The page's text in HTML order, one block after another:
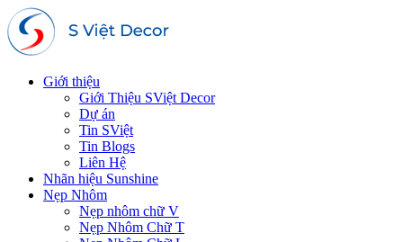
Giới thiệu
Giới Thiệu SViệt Decor
Dự án
Tin SViệt
Tin Blogs
Liên Hệ
Nhãn hiệu Sunshine
Nẹp Nhôm
Nẹp nhôm chữ V
Nẹp Nhôm Chữ T